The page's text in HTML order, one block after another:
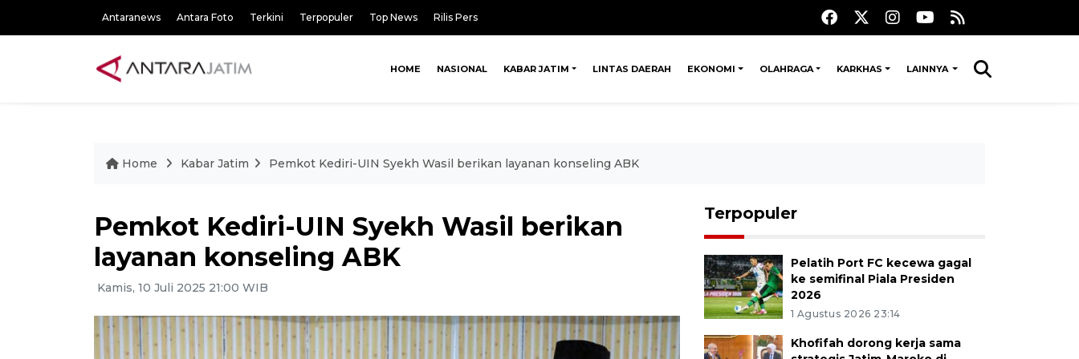
Antaranews Antara Foto Terkini Terpopuler Top News Rilis Pers
HOME NASIONAL KABAR JATIM LINTAS DAERAH EKONOMI OLAHRAGA KARKHAS LAINNYA
Home Kabar Jatim Pemkot Kediri-UIN Syekh Wasil berikan layanan konseling ABK
Pemkot Kediri-UIN Syekh Wasil berikan
layanan konseling ABK
Kamis, 10 Juli 2025 21:00 WIB
Terpopuler
Pelatih Port FC kecewa gagal
ke semifinal Piala Presiden
2026
1 Agustus 2026 23:14
Khofifah dorong kerja sama